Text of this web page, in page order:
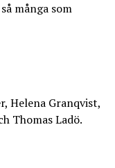
många som
Helena Granqvist,
Thomas Ladö.